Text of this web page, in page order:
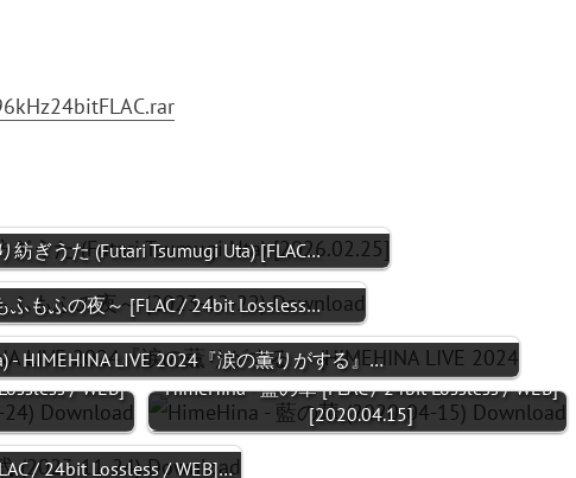
紡ぎうた (Futari Tsumugi Uta) [FLAC…
ふもふの夜～ [FLAC / 24bit Lossless…
- HIMEHINA LIVE 2024『涙の薫りがする』…
/ WEB]
HimeHina - 藍の華 [FLAC / 24bit Lossless / WEB]
[2020.04.15]
/ 24bit Lossless / WEB]…